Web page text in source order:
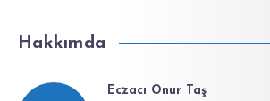
Hakkımda
Eczacı Onur Taş